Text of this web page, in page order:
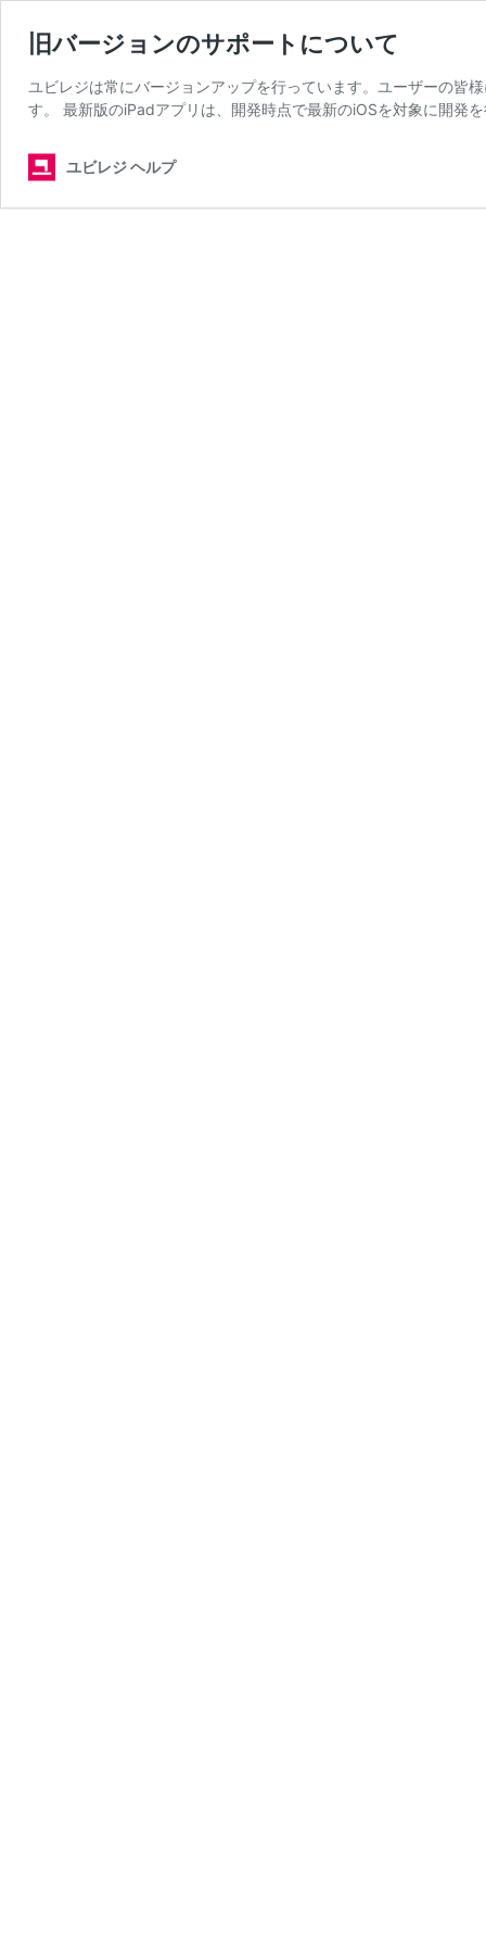
旧バージョンのサポートについて
ユビレジは常にバージョンアップを行っています。ユーザーの皆
す。 最新版のiPadアプリは、開発時点で最新のiOSを対象に開発
ユビレジ ヘルプ